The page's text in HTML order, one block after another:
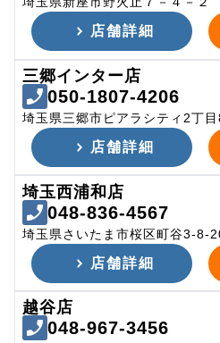
店舗詳細
三郷インター店
050-1807-4206
埼玉県三郷市ピアラシティ2丁
店舗詳細
埼玉西浦和店
048-836-4567
埼玉県さいたま市桜区町谷3-8-
店舗詳細
越谷店
048-967-3456